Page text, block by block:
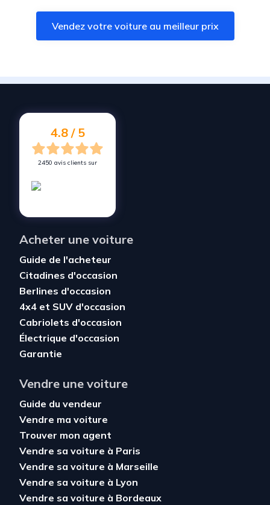
Vendez votre voiture àSaulce-sur-Rhône
Vendez votre voiture àLablachère
Vendez votre voiture à
Vendez votre voiture au meilleur prix
4.8 / 5
2450 avis clients sur
Acheter une voiture
Guide de l'acheteur
Citadines d'occasion
Berlines d'occasion
4x4 et SUV d'occasion
Cabriolets d'occasion
Électrique d'occasion
Garantie
Vendre une voiture
Guide du vendeur
Vendre ma voiture
Trouver mon agent
Vendre sa voiture à Paris
Vendre sa voiture à Marseille
Vendre sa voiture à Lyon
Vendre sa voiture à Bordeaux